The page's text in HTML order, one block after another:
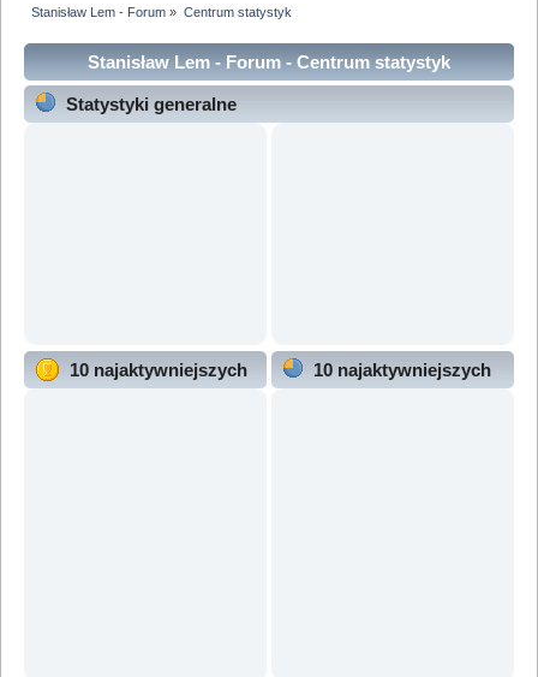
Stanisław Lem - Forum » Centrum statystyk
Stanisław Lem - Forum - Centrum statystyk
Statystyki generalne
10 najaktywniejszych
10 najaktywniejszych